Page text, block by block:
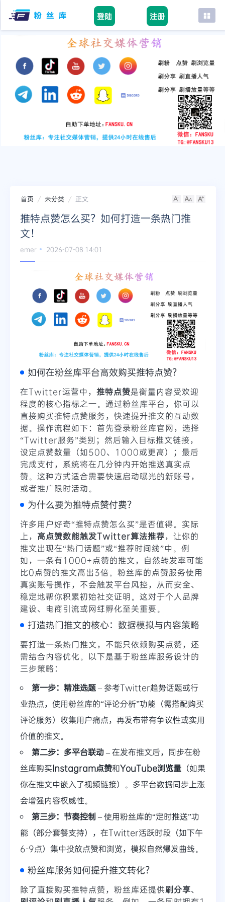
登陆 注册
首页
tiktok
youtube
instagram
首页 未分类 正文
推特点赞怎么买？如何打造一条热门推
文！
emer 2026-07-08 14:01
如何在粉丝库平台高效购买推特点赞？
在Twitter运营中， 推特点赞是衡量内容受欢迎
程度的核心指标之一。通过粉丝库平台，你可以
直接购买推特点赞服务，快速提升推文的互动数
据。操作流程如下：首先登录粉丝库官网，选择
“Twitter服务”类别；然后输入目标推文链接，
设定点赞数量（如500、1000或更高）；最后
完成支付，系统将在几分钟内开始推送真实点
赞。这种方式适合需要快速启动曝光的新账号，
或者推广限时活动。
为什么要为推特点赞付费？
许多用户好奇“推特点赞怎么买”是否值得。实际
上， 高点赞数能触发Twitter算法推荐，让你的
推文出现在“热门话题”或“推荐时间线”中。例
如，一条有1000+点赞的推文，自然转发率可能
比0点赞的推文高出3倍。粉丝库的点赞服务使用
真实账号操作，不会触发平台风控，从而安全、
稳定地帮你积累初始社交证明。这对于个人品牌
建设、电商引流或网红孵化至关重要。
打造热门推文的核心：数据模拟与内容策略
要打造一条热门推文，不能只依赖购买点赞，还
需结合内容优化。以下是基于粉丝库服务设计的
三步策略：
第一步：精准选题– 参考Twitter趋势话题或行
业热点，使用粉丝库的“评论分析”功能（需搭配购买
评论服务）收集用户痛点，再发布带有争议性或实用
价值的推文。
第二步：多平台联动– 在发布推文后，同步在粉
丝库购买Instagram点赞和YouTube浏览量 （如果
你在推文中嵌入了视频链接）。多平台数据同步上涨
会增强内容权威性。
第三步：节奏控制 – 使用粉丝库的“定时推送”功
能（部分套餐支持），在Twitter活跃时段（如下午
6-9点）集中投放点赞和浏览，模拟自然爆发曲线。
粉丝库服务如何提升推文转化？
除了直接购买推特点赞，粉丝库还提供刷分享、